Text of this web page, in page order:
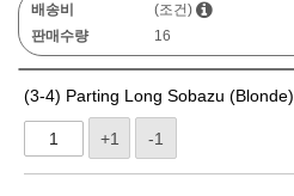
배송비
(조건)
판매수량
16
(3-4) Parting Long Sobazu (Blonde)
+1 -1